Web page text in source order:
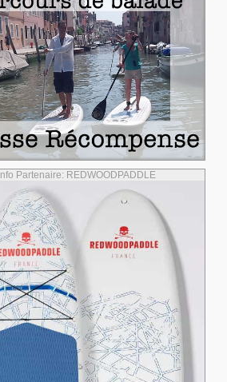
Info Partenaire: REDWOODPADDLE